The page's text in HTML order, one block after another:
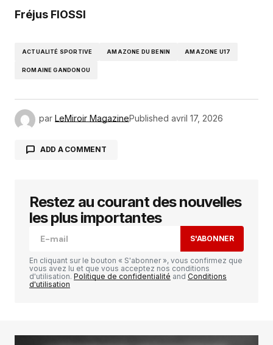
Fréjus FIOSSI
ACTUALITÉ SPORTIVE AMAZONE DU BENIN AMAZONE U17
ROMAINE GANDONOU
par LeMiroir MagazinePublished avril 17, 2026
ADD A COMMENT
Votre adresse e-mail ne sera pas publiée. Les
champs obligatoires sont indiqués avec
Restez au courant des nouvelles
les plus importantes
S'ABONNER
En cliquant sur le bouton « S'abonner », vous confirmez que
vous avez lu et que vous acceptez nos conditions
d'utilisation. Politique de confidentialité and Conditions
d'utilisation